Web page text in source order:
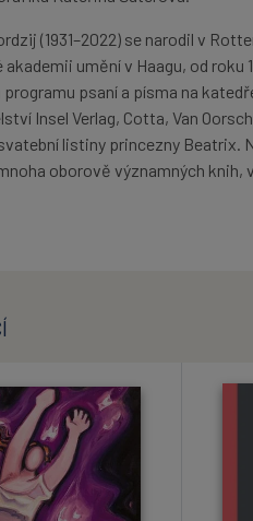
(1931–2022) se narodil v
akademii umění v Haagu, od roku
psaní a písma na
Insel Verlag, Cotta, Van
listiny princezny Beatrix.
oborově významných